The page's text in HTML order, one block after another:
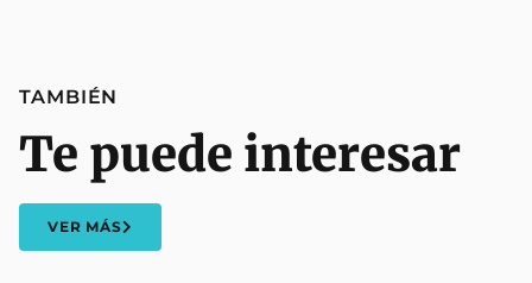
TAMBIÉN
Te puede interesar
VER MÁS